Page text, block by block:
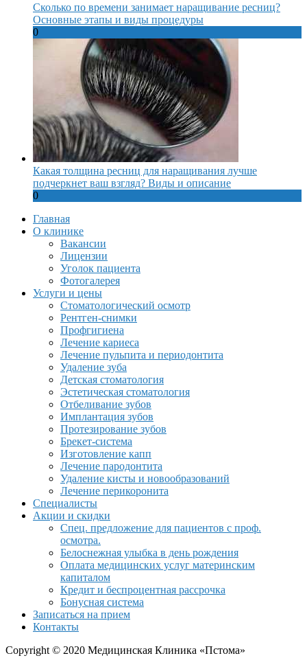
Сколько по времени занимает наращивание ресниц?
Основные этапы и виды процедуры
0
Какая толщина ресниц для наращивания лучше
подчеркнет ваш взгляд? Виды и описание
0
Главная
О клинике
Вакансии
Лицензии
Уголок пациента
Фотогалерея
Услуги и цены
Стоматологический осмотр
Рентген-снимки
Профгигиена
Лечение кариеса
Лечение пульпита и периодонтита
Удаление зуба
Детская стоматология
Эстетическая стоматология
Отбеливание зубов
Имплантация зубов
Протезирование зубов
Брекет-система
Изготовление капп
Лечение пародонтита
Удаление кисты и новообразований
Лечение перикоронита
Специалисты
Акции и скидки
Спец. предложение для пациентов с проф.
осмотра.
Белоснежная улыбка в день рождения
Оплата медицинских услуг материнским
капиталом
Кредит и беспроцентная рассрочка
Бонусная система
Записаться на прием
Контакты
Copyright © 2020 Медицинская Клиника «Пстома»